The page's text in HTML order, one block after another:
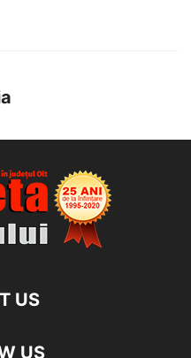
US
US